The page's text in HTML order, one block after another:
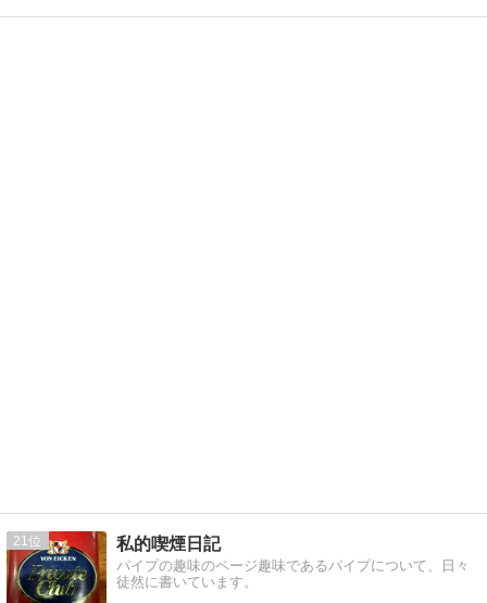
21 私的喫煙日記
パイプの趣味のページ趣味であるパイプについて、日々
徒然に書いています。